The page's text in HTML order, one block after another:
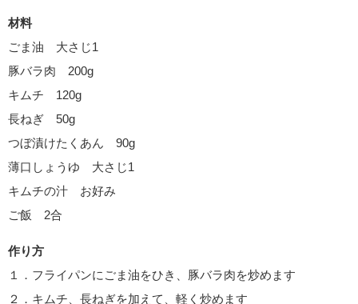
材料
ごま油 大さじ1
豚バラ肉 200g
キムチ 120g
長ねぎ 50g
つぼ漬けたくあん 90g
薄口しょうゆ 大さじ1
キムチの汁 お好み
ご飯 2合
作り方
１．フライパンにごま油をひき、豚バラ肉を炒めます
２．キムチ、長ねぎを加えて、軽く炒めます